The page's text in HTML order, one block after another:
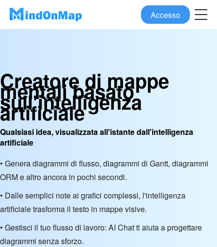
Accesso
Creatore di mappe
mentali basato
sull'intelligenza
artificiale
Qualsiasi idea, visualizzata all'istante dall'intelligenza
artificiale
• Genera diagrammi di flusso, diagrammi di Gantt, diagrammi
ORM e altro ancora in pochi secondi.
• Dalle semplici note ai grafici complessi, l'intelligenza
artificiale trasforma il testo in mappe visive.
• Gestisci il tuo flusso di lavoro: AI Chat ti aiuta a progettare
diagrammi senza sforzo.